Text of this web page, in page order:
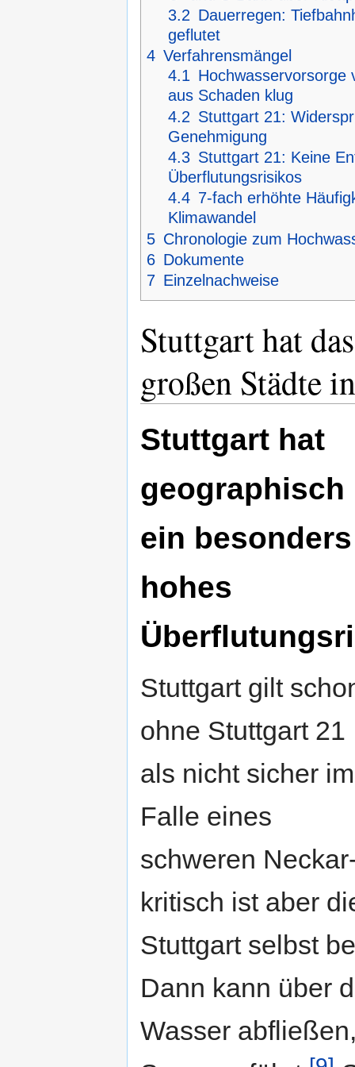
08.06.2016
Kontext berichtet über die
entgegenzusetzen
29.05.2016 DasHochwasser in
reale Hochwasser-Gefahr
3.2 Dauerregen:
geflutet
4 Verfahrensmängel
4.1 Hochwasservorsorge
aus Schaden klug
4.2 Stuttgart 21:
Genehmigung
4.3 Stuttgart 21: Keine
Überflutungsrisikos
4.4 7-fach erhöhte
Klimawandel
5 Chronologie zum
6 Dokumente
7 Einzelnachweise
Stuttgart hat
großen Städte
Stuttgart hat
geographisch
ein besonders
hohes
Stuttgart gilt
ohne Stuttgart 21
als nicht sicher im
Falle eines
schweren
kritisch ist aber
Stuttgart selbst
Dann kann über
Wasser